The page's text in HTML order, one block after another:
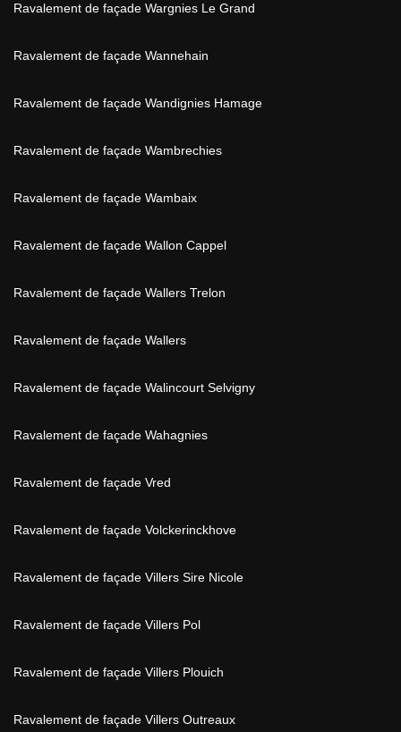
Ravalement de façade Wargnies Le Grand
Ravalement de façade Wannehain
Ravalement de façade Wandignies Hamage
Ravalement de façade Wambrechies
Ravalement de façade Wambaix
Ravalement de façade Wallon Cappel
Ravalement de façade Wallers Trelon
Ravalement de façade Wallers
Ravalement de façade Walincourt Selvigny
Ravalement de façade Wahagnies
Ravalement de façade Vred
Ravalement de façade Volckerinckhove
Ravalement de façade Villers Sire Nicole
Ravalement de façade Villers Pol
Ravalement de façade Villers Plouich
Ravalement de façade Villers Outreaux